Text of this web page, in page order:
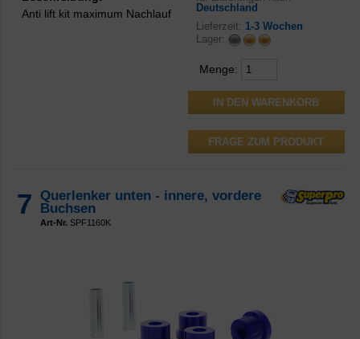
Deutschland
Lieferzeit: 1-3 Wochen
Lager:
Menge:
FRAGE ZUM PRODUKT
Anti lift kit maximum Nachlauf
7
Querlenker unten - innere, vordere
Buchsen
Art-Nr. SPF1160K